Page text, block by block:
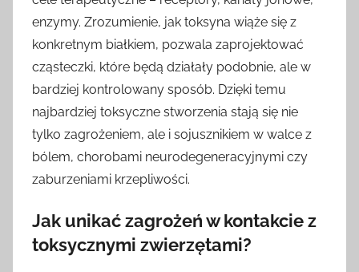
enzymy. Zrozumienie, jak toksyna wiąże się z
konkretnym białkiem, pozwala zaprojektować
cząsteczki, które będą działały podobnie, ale w
bardziej kontrolowany sposób. Dzięki temu
najbardziej toksyczne stworzenia stają się nie
tylko zagrożeniem, ale i sojusznikiem w walce z
bólem, chorobami neurodegeneracyjnymi czy
zaburzeniami krzepliwości.
Jak unikać zagrożeń w kontakcie z
toksycznymi zwierzętami?